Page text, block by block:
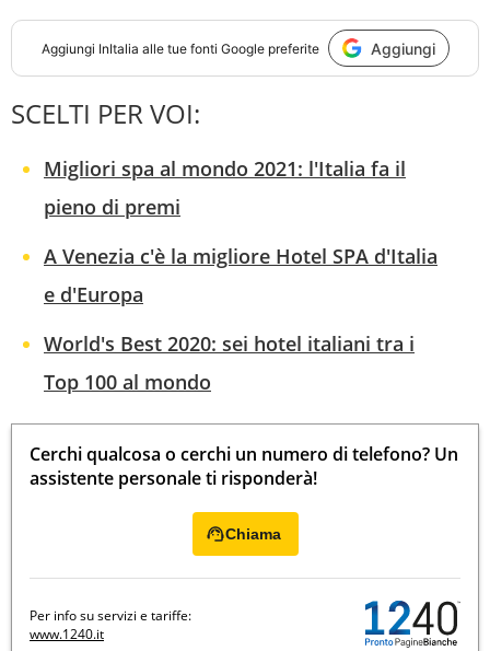
Aggiungi InItalia alle tue fonti Google preferite Aggiungi
SCELTI PER VOI:
Migliori spa al mondo 2021: l'Italia fa il
pieno di premi
A Venezia c'è la migliore Hotel SPA d'Italia
e d'Europa
World's Best 2020: sei hotel italiani tra i
Top 100 al mondo
Cerchi qualcosa o cerchi un numero di telefono? Un
assistente personale ti risponderà!
Chiama
Per info su servizi e tariffe:
www.1240.it